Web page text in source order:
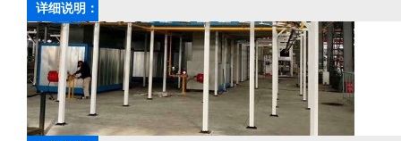
详细说明：
上一篇：配电柜喷粉涂装线